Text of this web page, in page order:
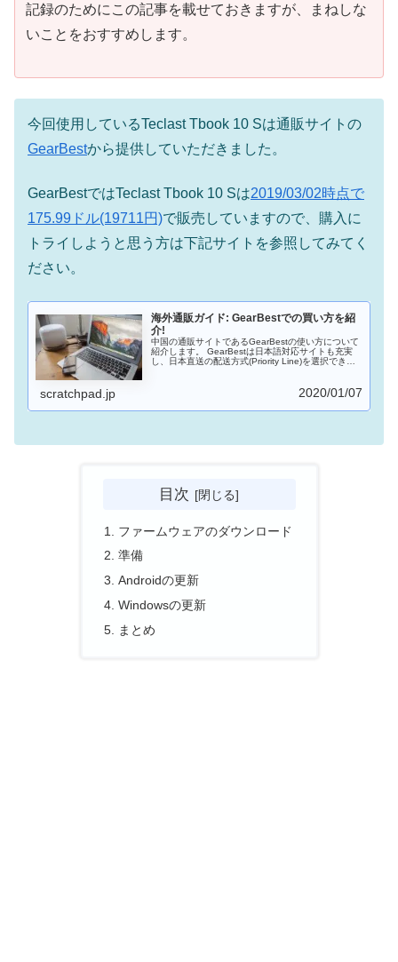
記録のためにこの記事を載せておきますが、まねしな
いことをおすすめします。
今回使用しているTeclast Tbook 10 Sは通販サイトの
GearBestから提供していただきました。
GearBestではTeclast Tbook 10 Sは2019/03/02時点で
175.99ドル(19711円)で販売していますので、購入に
トライしようと思う方は下記サイトを参照してみてく
ださい。
海外通販ガイド: GearBestでの買い方を紹
介!
中国の通販サイトであるGearBestの使い方について
紹介します。 GearBestは日本語対応サイトも充実
し、日本直送の配送方式(Priority Line)を選択できる
もうれしいところです。ブレットやスマホをなどの
ガジェットを安く入手したい場合は有力な選択肢と
なるでしょう。
scratchpad.jp 2020/01/07
目次
ファームウェアのダウンロード
準備
Androidの更新
Windowsの更新
まとめ